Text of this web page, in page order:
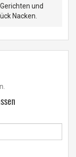
und
Nacken.